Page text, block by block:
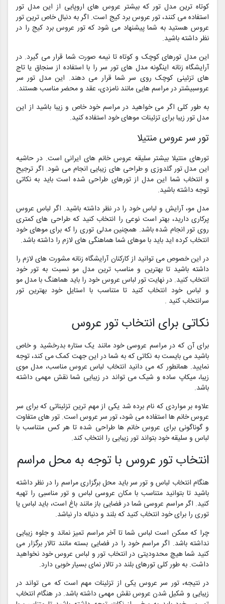
کوتاه ترین مدل تور که بیشتر عروس های اروپایی از این مدل تور
استفاده می کنند، تور عروس برد کیج است. اگر به دنبال خاص ترین تور
عروس هستید به شما پیشنهاد می شود که تور عروس برد کیج را در
نظر داشته باشید.
این مدل تورهای کوچک و کوتاه تا نیمه صورت شما قرار می گیرد. در
آرایشگاه زنانه اینگونه مدل های تور سر را با استفاده از سنجاق یا تاج
های تزئینی کوچک روی سر شما قرار می دهند. این مدل تور سر
عروسبیشتر در مراسم هایی مانند نامزدی، عقد و محضر مناسب هستند.
به طور کلی اگر می خواهید در مراسم خود خاص و زیبا باشید از این
مدل تور زیبا برای تزئینات موهای خود استفاده کنید.
تور سر عروس منتیلا
تورهای منتیلا بیشتر سلیقه عروس خانم های ایرانی است. در حاشیه
این مدل تور گلدوزی و طراحی های زیبایی انجام می شود. اگر ترجیح
و انتخاب شما این مدل از تورهای طراحی شده است باید به نکاتی
توجه داشته باشید.
مدل مو، آرایش و لباس خود را در نظر داشته باشید. اگر لباس عروس
پرکاری دارید، بهتر است نوعی را انتخاب کنید که طراحی های کمتری
روی تور انجام شده باشد. همچنین مدلی توری را که برای موهای خود
انتخاب کرده اید باید با موهای شما هماهنگی های لازم را داشته باشد.
در این خصوص می توانید از کارکنان آرایشگاه زنانه مشورت های لازم را
داشته باشید تا بهترین و مناسب ترین مدل مو نسبت به تور خود
انتخاب کنید. در نهایت تور لباس عروس خود را باید هماهنگ با مدل مو
و لباس خود انتخاب کنید تا متناسب با استایل خود بهترین تور
سرانتخاب کنید .
نکاتی برای انتخاب تور عروس
برای آن که در مراسم عروسی خود مانند یک ستاره بدرخشید و خاص
باشید می بایست به نکاتی که به شما در این جهت کمک می کند، توجه
نمایید. همانطور که می دانید انتخاب لباس عروس مناسب، مدل موی
زیبا، میکاپ ساده و شیک می تواند در زیبایی شما نقش مهمی داشته
باشد.
علاوه بر مواردی که نام برده شد یکی از مهم ترین تزئیناتی که برای سر
عروس خانم ها استفاده می شود، تور سر عروس است. تور های متفاوت
و گوناگونی برای عروس خانم ها طراحی شده تا هر کس متناسب با
لباس و سلیقه خود بتواند تور زیبایی را انتخاب کند.
انتخاب تور عروس با توجه به محل مراسم
هنگام انتخاب لباس و تور سر باید محل برگزاری مراسم را در نظر داشته
باشید تا بتوانید متناسب با مکان عروسی لباس و تور مناسبی را تهیه
کنید. اگر مراسم عروسی شما در فضایی باز مانند باغ است، باید لباس یا
توری را برای خود انتخاب کنید که بلند و دنباله دار نباشد.
چرا که ممکن است لباس شما تا آخر مراسم تمیز نماند و جلوه زیبایی
نداشته باشد. اگر مراسم خود را در فضایی بسته مانند تالار برگزار می
کنید شما هیچ محدودیتی در انتخاب تور و لباس عروس خود نخواهید
داشت. به طور کلی تورهای بلند در تالار نمای بسیار خوبی دارد.
در نتیجه، تور سر عروس یکی از تزئینات مهم است که می تواند در
زیبایی و شکیل شدن عروس نقش مهمی داشته باشد. در هنگام انتخاب